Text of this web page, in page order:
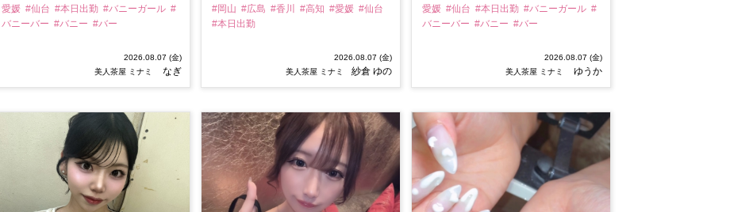
愛媛 #仙台 #本日出勤 #バニーガール #
バニーバー #バニー #バー
2026.08.07 (金)
美人茶屋 ミナミ
なぎ
#岡山 #広島 #香川 #高知 #愛媛 #仙台
#本日出勤
2026.08.07 (金)
美人茶屋 ミナミ
紗倉 ゆの
愛媛 #仙台 #本日出勤 #バニーガール #
バニーバー #バニー #バー
2026.08.07 (金)
美人茶屋 ミナミ
ゆうか